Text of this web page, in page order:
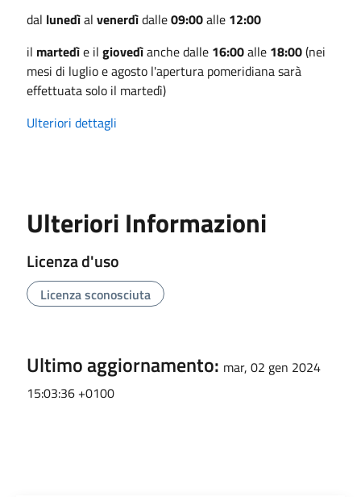
dal lunedìal venerdìdalle09:00alle 12:00
il martedìe il giovedìanche dalle 16:00alle 18:00(nei
mesi di luglio e agosto l'apertura pomeridiana sarà
effettuata solo il martedì)
Ulteriori dettagli
Ulteriori Informazioni
Licenza d'uso
Licenza sconosciuta
Ultimo aggiornamento: mar, 02 gen 2024
15:03:36 +0100